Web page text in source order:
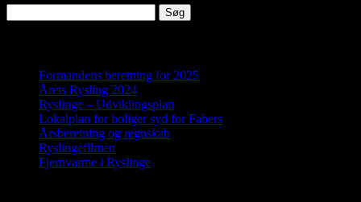
efter:
Formandens beretning for 2025
Årets Rysling 2024
Ryslinge – Udviklingsplan
Lokalplan for boliger syd for Fabers
Årsberetning og regnskab
Ryslingefilmen
Fjernvarme i Ryslinge